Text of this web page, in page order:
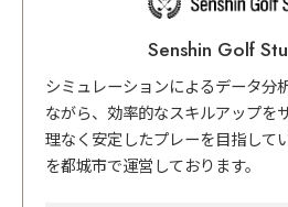
Senshin Golf
シミュレーションによるデータ分
ながら、効率的なスキルアップを
理なく安定したプレーを目指して
を都城市で運営しております。